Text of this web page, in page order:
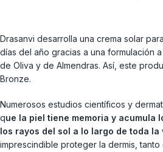
Drasanvi desarrolla una crema solar
días del año gracias a una formulación
de Oliva y de Almendras. Así, este
Bronze.
Numerosos estudios científicos y
que la piel tiene memoria y acumula
los rayos del sol a lo largo de toda la
imprescindible proteger la dermis,